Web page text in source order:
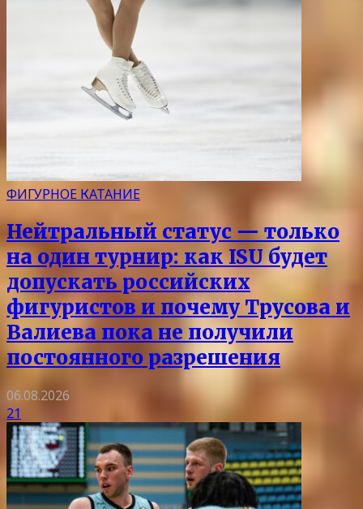
ФИГУРНОЕ КАТАНИЕ
Нейтральный статус — только
на один турнир: как ISU будет
допускать российских
фигуристов и почему Трусова и
Валиева пока не получили
постоянного разрешения
06.08.2026
21